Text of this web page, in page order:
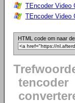
TEncoder Video
TEncoder Video
HTML code om naar
tencoder